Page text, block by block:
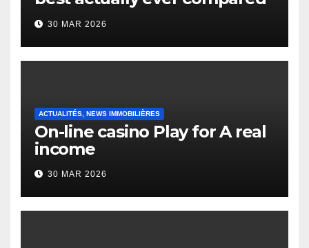
to it’s the top actually?
English Vocabulary Learners
Heap Change
30 MAR 2026
ACTUALITÉS, NEWS IMMOBILIÈRES
On-line casino Play for A real
income
30 MAR 2026